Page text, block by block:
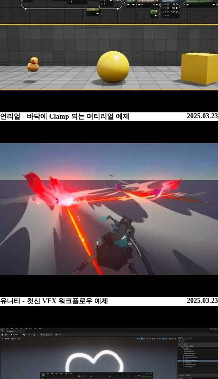
2025.03.23
언리얼 - 바닥에 Clamp 되는 머티리얼 예제
2025.03.23
유니티 - 컷신 VFX 워크플로우 예제